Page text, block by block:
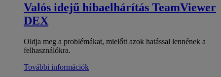
Valós idejű hibaelhárítás TeamViewer
DEX
Oldja meg a problémákat, mielőtt azok hatással lennének a
felhasználókra.
További információk